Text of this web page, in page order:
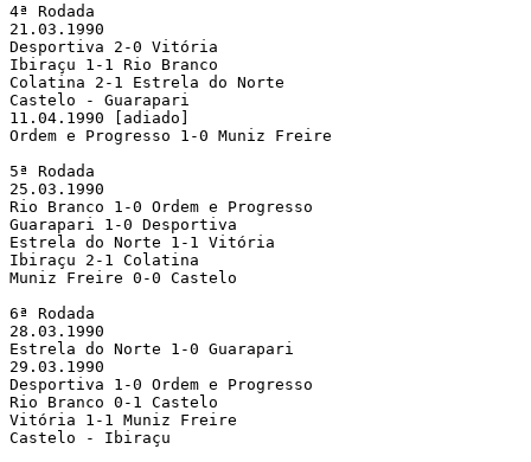
4ª Rodada
21.03.1990
Desportiva 2-0 Vitória
Ibiraçu 1-1 Rio Branco
Colatina 2-1 Estrela do Norte
Castelo - Guarapari
11.04.1990 [adiado]
Ordem e Progresso 1-0 Muniz Freire
5ª Rodada
25.03.1990
Rio Branco 1-0 Ordem e Progresso
Guarapari 1-0 Desportiva
Estrela do Norte 1-1 Vitória
Ibiraçu 2-1 Colatina
Muniz Freire 0-0 Castelo
6ª Rodada
28.03.1990
Estrela do Norte 1-0 Guarapari
29.03.1990
Desportiva 1-0 Ordem e Progresso
Rio Branco 0-1 Castelo
Vitória 1-1 Muniz Freire
Castelo - Ibiraçu